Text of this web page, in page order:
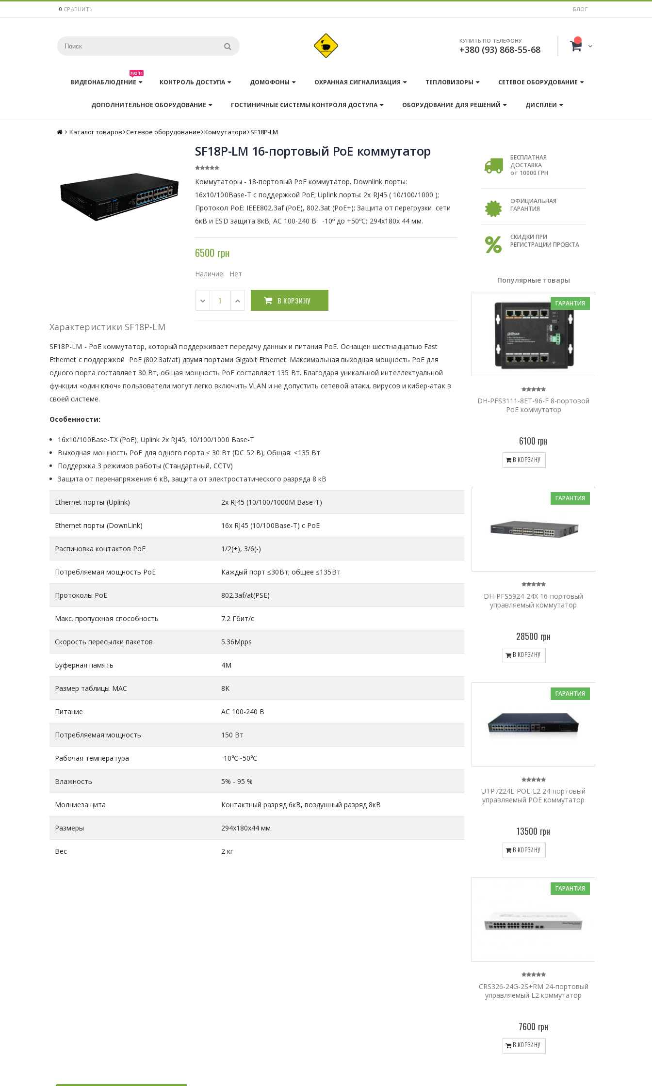
0 СРАВНИТЬ БЛОГ
КУПИТЬ ПО ТЕЛЕФОНУ
+380 (93) 868-55-68
ВИДЕОНАБЛЮДЕНИЕ
HOT!
КОНТРОЛЬ ДОСТУПА ДОМОФОНЫ ОХРАННАЯ СИГНАЛИЗАЦИЯ ТЕПЛОВИЗОРЫ СЕТЕВОЕ ОБОРУДОВАНИЕ
ДОПОЛНИТЕЛЬНОЕ ОБОРУДОВАНИЕ ГОСТИНИЧНЫЕ СИСТЕМЫ КОНТРОЛЯ ДОСТУПА ОБОРУДОВАНИЕ ДЛЯ РЕШЕНИЙ ДИСПЛЕИ
Главная
Каталог товаров Сетевое оборудование Коммутатори SF18P-LM
SF18P-LM 16-портовый PoE коммутатор
Коммутаторы - 18-портовый PoE коммутатор. Downlink порты:
16x10/100Base-T с поддержкой PoE; Uplink порты: 2x RJ45 ( 10/100/1000 );
Протокол PoE: IEEE802.3af (PoE), 802.3at (PoE+); Защита от перегрузки сети
6кВ и ESD защита 8кВ; AC 100-240 В. -10º до +50ºC; 294х180х 44 мм.
6500 грн
Наличие: Нет
В КОРЗИНУ
Характеристики SF18P-LM
SF18P-LM - PoE коммутатор, который поддерживает передачу данных и питания PoE. Оснащен шестнадцатью Fast
Ethernet с поддержкой PoE (802.3af/at) двумя портами Gigabit Ethernet. Максимальная выходная мощность PoE для
одного порта составляет 30 Вт, общая мощность PoE составляет 135 Вт. Благодаря уникальной интеллектуальной
функции «один ключ» пользователи могут легко включить VLAN и не допустить сетевой атаки, вирусов и кибер-атак в
своей системе.
Особенности:
16х10/100Base-TX (PoE); Uplink 2x RJ45, 10/100/1000 Base-T
Выходная мощность PoE для одного порта ≤ 30 Вт (DC 52 В); Общая: ≤135 Вт
Поддержка 3 режимов работы (Стандартный, CCTV)
Защита от перенапряжения 6 кВ, защита от электростатического разряда 8 кВ
Ethernet порты (Uplink) 2х RJ45 (10/100/1000M Base-T)
Ethernet порты (DownLink) 16x RJ45 (10/100Base-T) c PoE
Распиновка контактов PoE 1/2(+), 3/6(-)
Потребляемая мощность PoE Каждый порт ≤30Вт; общее ≤135Вт
Протоколы PoE 802.3af/at(PSE)
Макс. пропускная способность 7.2 Гбит/с
Скорость пересылки пакетов 5.36Mpps
Буферная память 4М
Размер таблицы MAC 8K
Питание AC 100-240 В
Потребляемая мощность 150 Вт
Рабочая температура -10℃~50℃
Влажность 5% - 95 %
Молниезащита Контактный разряд 6кВ, воздушный разряд 8кВ
Размеры 294х180х44 мм
Вес 2 кг
БЕСПЛАТНАЯ
ДОСТАВКА
от 10000 ГРН
ОФИЦИАЛЬНАЯ
ГАРАНТИЯ
СКИДКИ ПРИ
РЕГИСТРАЦИИ ПРОЕКТА
Популярные товары
ГАРАНТИЯ
DH-PFS3111-8ET-96-F 8-портовой
PoE коммутатор
6100 грн
В КОРЗИНУ
ГАРАНТИЯ
DH-PFS5924-24X 16-портовый
управляемый коммутатор
28500 грн
В КОРЗИНУ
ГАРАНТИЯ
UTP7224E-POE-L2 24-портовый
управляемый POE коммутатор
13500 грн
В КОРЗИНУ
ГАРАНТИЯ
CRS326-24G-2S+RM 24-портовый
управляемый L2 коммутатор
7600 грн
В КОРЗИНУ